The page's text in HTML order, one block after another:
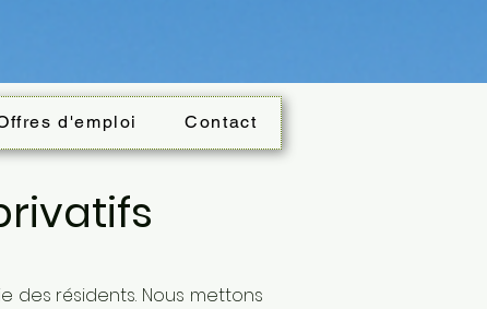
d'emploi Contact
des résidents. Nous mettons